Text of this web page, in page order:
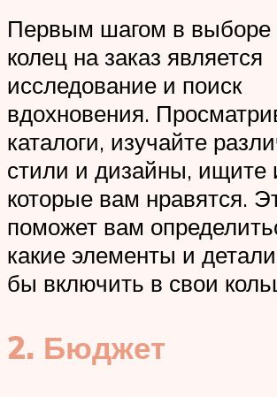
Первым шагом в выборе
колец на заказ является
исследование и поиск
вдохновения.
каталоги, изучайте
стили и дизайны, ищите
которые вам нравятся.
поможет вам
какие элементы и
бы включить в свои
2. Бюджет